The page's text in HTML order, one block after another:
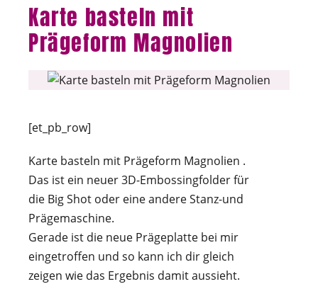
Karte basteln mit
Prägeform Magnolien
[et_pb_row]
Karte basteln mit Prägeform Magnolien .
Das ist ein neuer 3D-Embossingfolder für
die Big Shot oder eine andere Stanz-und
Prägemaschine.
Gerade ist die neue Prägeplatte bei mir
eingetroffen und so kann ich dir gleich
zeigen wie das Ergebnis damit aussieht.